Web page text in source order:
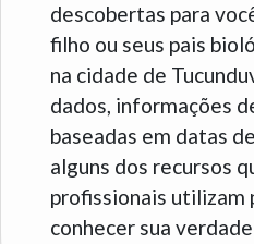
descobertas para
filho ou seus pais
na cidade de
dados, informações
baseadas em datas
alguns dos recursos
profissionais utilizam
conhecer sua